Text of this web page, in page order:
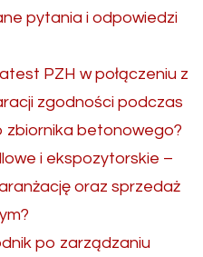
pytania i odpowiedzi
PZH w połączeniu z
zgodności podczas
zbiornika betonowego?
i ekspozytorskie –
oraz sprzedaż
po zarządzaniu